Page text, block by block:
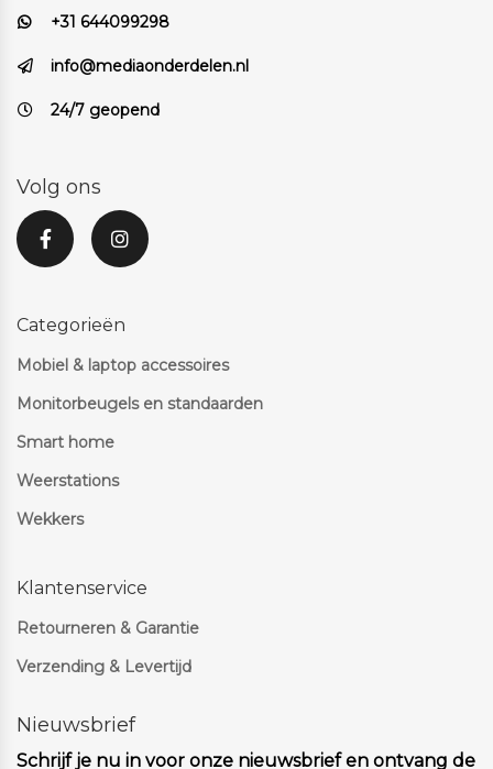
+31 644099298
info@mediaonderdelen.nl
24/7 geopend
Volg ons
Categorieën
Mobiel & laptop accessoires
Monitorbeugels en standaarden
Smart home
Weerstations
Wekkers
Klantenservice
Retourneren & Garantie
Verzending & Levertijd
Nieuwsbrief
Schrijf je nu in voor onze nieuwsbrief en ontvang de